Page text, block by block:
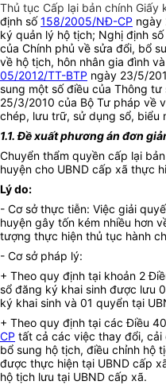
Thủ tục Cấp lại bản chính Giấy
định số158/2005/NĐ-CP ngày
ký quản lý hộ tịch; Nghị định số
của Chính phủ về sửa đổi, bổ
về hộ tịch, hôn nhân gia đình
05/2012/TT-BTP ngày 23/5/
sung một số điều của Thông tư
25/3/2010 của Bộ Tư pháp về
chép, lưu trữ, sử dụng sổ, biểu
1.1. Đề xuất phương án đơn
Chuyển thẩm quyền cấp lại
huyện cho UBND cấp xã thực
Lý do:
- Cơ sở thực tiễn: Việc giải
huyện gây tốn kém nhiều hơn
tượng thực hiện thủ tục hành
- Cơ sở pháp lý:
+ Theo quy định tại khoản 2
sổ đăng ký khai sinh được lưu
ký khai sinh và 01 quyển tại
+ Theo quy định tại các Điều
CP tất cả các việc thay đổi, cải
bổ sung hộ tịch, điều chỉnh hộ
được thực hiện tại UBND cấp
hộ tịch lưu tại UBND cấp xã.